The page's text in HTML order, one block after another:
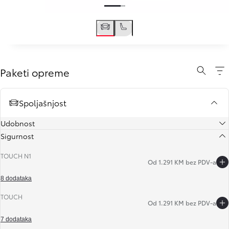
Paketi opreme
Spoljašnjost
Udobnost
Sigurnost
TOUCH N1
Od 1.291 KM bez PDV-a
8 dodataka
TOUCH
Od 1.291 KM bez PDV-a
7 dodataka